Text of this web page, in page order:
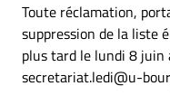
Toute réclamation,
suppression de la liste
plus tard le lundi 8 juin
secretariat.ledi@u-